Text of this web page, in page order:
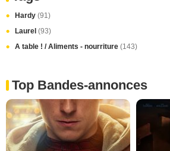
Hardy (91)
Laurel (93)
A table ! / Aliments - nourriture (143)
Top Bandes-annonces